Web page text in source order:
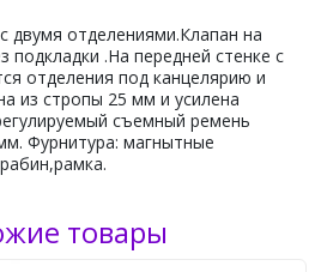
двумя отделениями.Клапан на
подкладки .На передней стенке с
отделения под канцелярию и
из стропы 25 мм и усилена
съемный ремень
Фурнитура: магнытные
товары